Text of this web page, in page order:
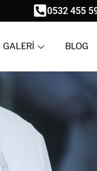
0532 455
GALERİ BLOG